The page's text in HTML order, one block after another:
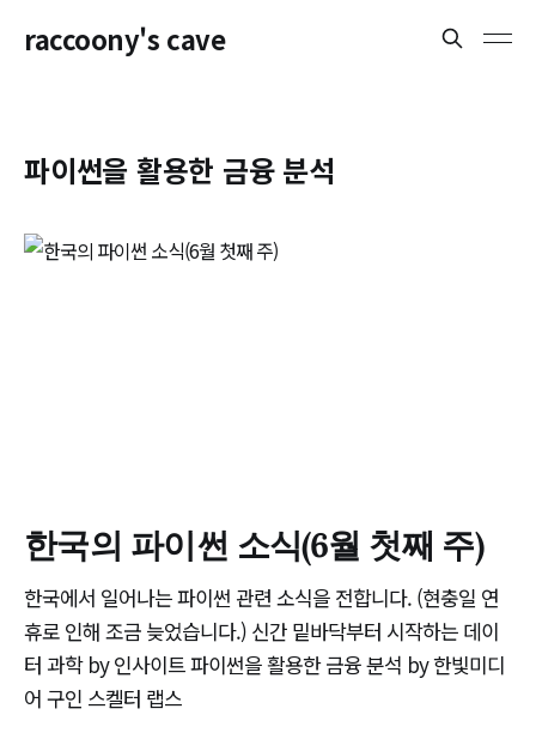
raccoony's cave
파이썬을 활용한 금융 분석
한국의 파이썬 소식(6월 첫째 주)
한국에서 일어나는 파이썬 관련 소식을 전합니다. (현충일 연
휴로 인해 조금 늦었습니다.) 신간 밑바닥부터 시작하는 데이
터 과학 by 인사이트 파이썬을 활용한 금융 분석 by 한빛미디
어 구인 스켈터 랩스